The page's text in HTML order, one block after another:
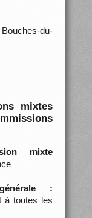
du-
mixtes
mixte
:
à toutes les